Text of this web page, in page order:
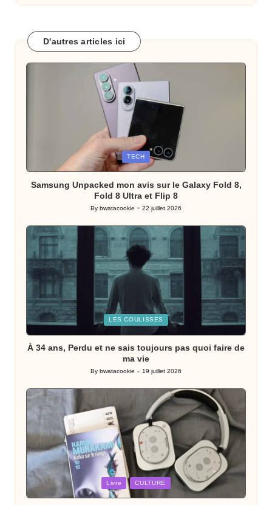
D'autres articles ici
TECH
Samsung Unpacked mon avis sur le Galaxy Fold 8,
Fold 8 Ultra et Flip 8
Posted
By bwatacookie 22 juillet 2026
Posted
LES COULISSES
À 34 ans, Perdu et ne sais toujours pas quoi faire de
ma vie
Posted
By bwatacookie 19 juillet 2026
Posted
Livre CULTURE